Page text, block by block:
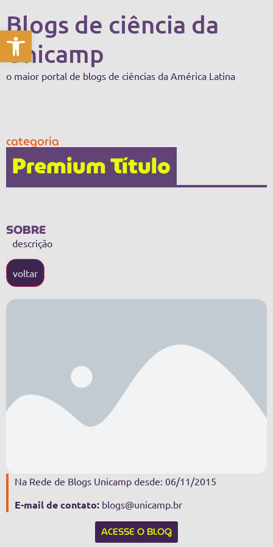
Abrir a barra de ferramentas
Blogs de ciência da
Unicamp
o maior portal de blogs de ciências da América Latina
categoria
Premium Título
SOBRE
descrição
voltar
Na Rede de Blogs Unicamp desde: 06/11/2015
E-mail de contato: blogs@unicamp.br
ACESSE O BLOG